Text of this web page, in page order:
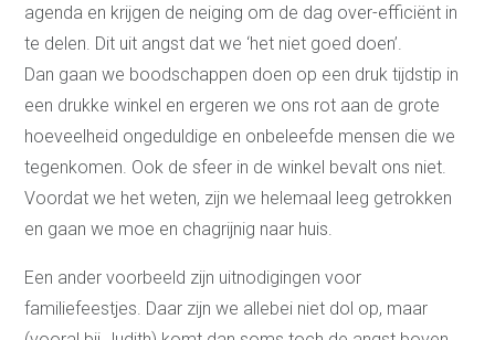
agenda en krijgen de neiging om de dag over-efficiënt in
te delen. Dit uit angst dat we ‘het niet goed doen’.
Dan gaan we boodschappen doen op een druk tijdstip in
een drukke winkel en ergeren we ons rot aan de grote
hoeveelheid ongeduldige en onbeleefde mensen die we
tegenkomen. Ook de sfeer in de winkel bevalt ons niet.
Voordat we het weten, zijn we helemaal leeg getrokken
en gaan we moe en chagrijnig naar huis.
Een ander voorbeeld zijn uitnodigingen voor
familiefeestjes. Daar zijn we allebei niet dol op, maar